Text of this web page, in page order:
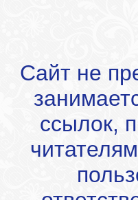
Сайт не
ссылок,